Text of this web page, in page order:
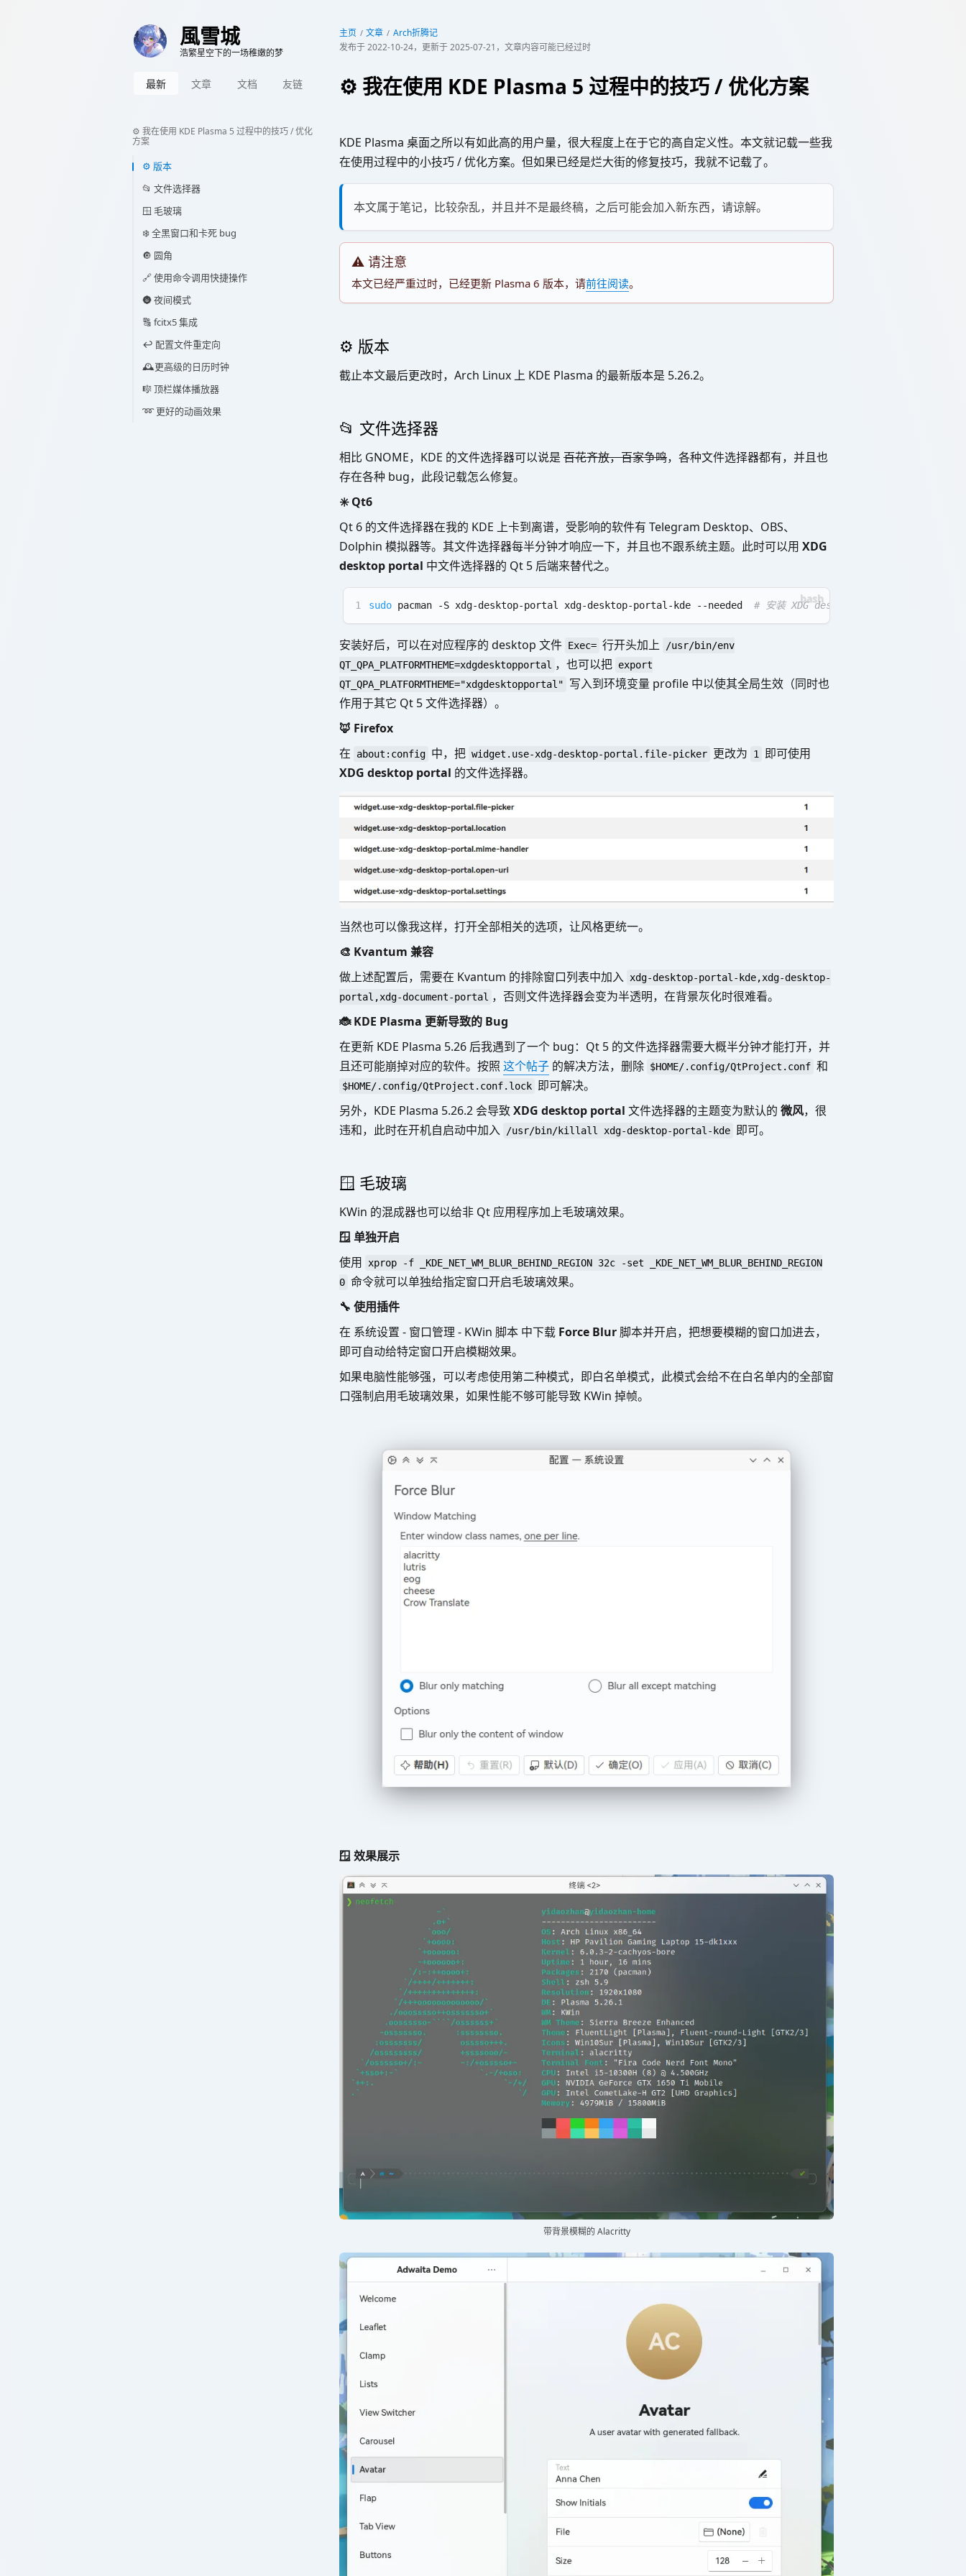
風雪城
浩繁星空下的一场稚嫩的梦
最新 文章 文档 友链
⚙️ 我在使用 KDE Plasma 5 过程中的技巧 / 优化
方案
⚙️ 版本
📂 文件选择器
🪟 毛玻璃
❄️ 全黑窗口和卡死 bug
🔘 圆角
🔗 使用命令调用快捷操作
🌚 夜间模式
🔠 fcitx5 集成
↩️ 配置文件重定向
🕰️更高级的日历时钟
🎼 顶栏媒体播放器
➿ 更好的动画效果
主页 文章
Arch折腾记
发布于2022-10-24，更新于2025-07-21 ，文章内容可能已经过时
⚙️ 我在使用 KDE Plasma 5 过程中的技巧 / 优化方案
KDE Plasma 桌面之所以有如此高的用户量，很大程度上在于它的高自定义性。本文就记载一些我
在使用过程中的小技巧 / 优化方案。但如果已经是烂大街的修复技巧，我就不记载了。
本文属于笔记，比较杂乱，并且并不是最终稿，之后可能会加入新东西，请谅解。
⚠️ 请注意
本文已经严重过时，已经更新 Plasma 6 版本，请前往阅读。
⚙️ 版本
截止本文最后更改时，Arch Linux 上 KDE Plasma 的最新版本是 5.26.2。
📂 文件选择器
相比 GNOME，KDE 的文件选择器可以说是 百花齐放，百家争鸣，各种文件选择器都有，并且也
存在各种 bug，此段记载怎么修复。
✳️ Qt6
Qt 6 的文件选择器在我的 KDE 上卡到离谱，受影响的软件有 Telegram Desktop、OBS、
Dolphin 模拟器等。其文件选择器每半分钟才响应一下，并且也不跟系统主题。此时可以用 XDG
desktop portal 中文件选择器的 Qt 5 后端来替代之。
1 sudo pacman -S xdg-desktop-portal xdg-desktop-portal-kde --needed # 安装 XDG desktop portal 及其 Qt 5 后
安装好后，可以在对应程序的 desktop 文件 Exec= 行开头加上
/usr/bin/env
QT_QPA_PLATFORMTHEME=xdgdesktopportal ，也可以把 export
QT_QPA_PLATFORMTHEME="xdgdesktopportal"
写入到环境变量 profile 中以使其全局生效（同时也
作用于其它 Qt 5 文件选择器）。
🦊 Firefox
在
about:config 中，把 widget.use-xdg-desktop-portal.file-picker 更改为 1
即可使用
XDG desktop portal 的文件选择器。
当然也可以像我这样，打开全部相关的选项，让风格更统一。
🎨 Kvantum 兼容
做上述配置后，需要在 Kvantum 的排除窗口列表中加入 xdg-desktop-portal-kde,xdg-desktop-
portal,xdg-document-portal ，否则文件选择器会变为半透明，在背景灰化时很难看。
🐞 KDE Plasma 更新导致的 Bug
在更新 KDE Plasma 5.26 后我遇到了一个 bug：Qt 5 的文件选择器需要大概半分钟才能打开，并
且还可能崩掉对应的软件。按照 这个帖子 的解决方法，删除 $HOME/.config/QtProject.conf 和
$HOME/.config/QtProject.conf.lock 即可解决。
另外，KDE Plasma 5.26.2 会导致XDG desktop portal 文件选择器的主题变为默认的 微风，很
违和，此时在开机自启动中加入
/usr/bin/killall xdg-desktop-portal-kde 即可。
🪟 毛玻璃
KWin 的混成器也可以给非 Qt 应用程序加上毛玻璃效果。
🪟 单独开启
使用
xprop -f _KDE_NET_WM_BLUR_BEHIND_REGION 32c -set _KDE_NET_WM_BLUR_BEHIND_REGION
0 命令就可以单独给指定窗口开启毛玻璃效果。
🔧 使用插件
在 系统设置 - 窗口管理 - KWin 脚本 中下载 Force Blur 脚本并开启，把想要模糊的窗口加进去，
即可自动给特定窗口开启模糊效果。
如果电脑性能够强，可以考虑使用第二种模式，即白名单模式，此模式会给不在白名单内的全部窗
口强制启用毛玻璃效果，如果性能不够可能导致 KWin 掉帧。
🪟 效果展示
带背景模糊的 Alacritty